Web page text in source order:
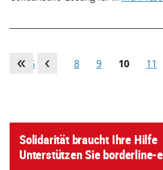
… 6 8 9 10 11
Solidarität braucht Ihre Hilfe
Unterstützen Sie borderline-